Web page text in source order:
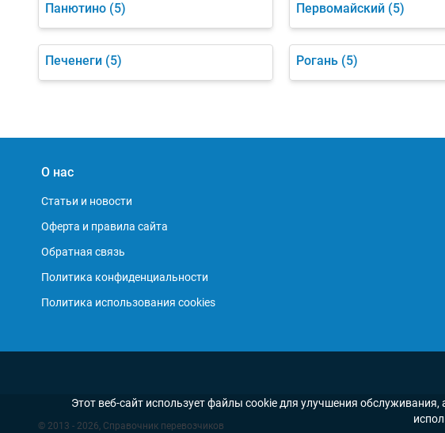
Панютино (5) Первомайский (5)
Печенеги (5) Рогань (5)
О нас
Статьи и новости
Оферта и правила сайта
Обратная связь
Политика конфиденциальности
Политика использования cookies
© 2013 - 2026, Справочник перевозчиков
Этот веб-сайт использует файлы cookie для улучшения